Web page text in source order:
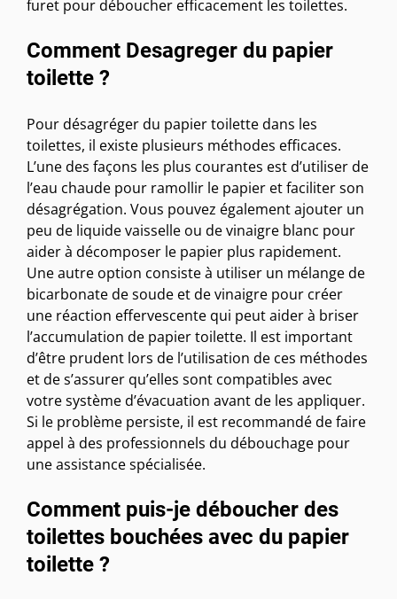
furet pour déboucher efficacement les toilettes.
Comment Desagreger du papier
toilette ?
Pour désagréger du papier toilette dans les
toilettes, il existe plusieurs méthodes efficaces.
L’une des façons les plus courantes est d’utiliser de
l’eau chaude pour ramollir le papier et faciliter son
désagrégation. Vous pouvez également ajouter un
peu de liquide vaisselle ou de vinaigre blanc pour
aider à décomposer le papier plus rapidement.
Une autre option consiste à utiliser un mélange de
bicarbonate de soude et de vinaigre pour créer
une réaction effervescente qui peut aider à briser
l’accumulation de papier toilette. Il est important
d’être prudent lors de l’utilisation de ces méthodes
et de s’assurer qu’elles sont compatibles avec
votre système d’évacuation avant de les appliquer.
Si le problème persiste, il est recommandé de faire
appel à des professionnels du débouchage pour
une assistance spécialisée.
Comment puis-je déboucher des
toilettes bouchées avec du papier
toilette ?